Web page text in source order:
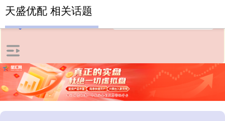
天盛优配 相关话题